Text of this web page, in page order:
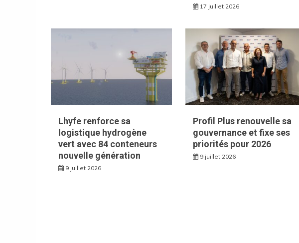
17 juillet 2026
Lhyfe renforce sa
logistique hydrogène
vert avec 84 conteneurs
nouvelle génération
9 juillet 2026
Profil Plus renouvelle sa
gouvernance et fixe ses
priorités pour 2026
9 juillet 2026